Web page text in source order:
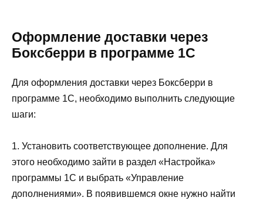
Оформление доставки через
Боксберри в программе 1С
Для оформления доставки через Боксберри в
программе 1С, необходимо выполнить следующие
шаги:
1. Установить соответствующее дополнение. Для
этого необходимо зайти в раздел «Настройка»
программы 1С и выбрать «Управление
дополнениями». В появившемся окне нужно найти